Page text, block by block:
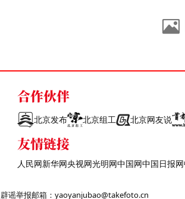
合作伙伴
北京发布 北京组工 北京网友说
友情链接
人民网新华网央视网光明网中国网中国日报网
辟谣举报邮箱：yaoyanjubao@takefoto.cn